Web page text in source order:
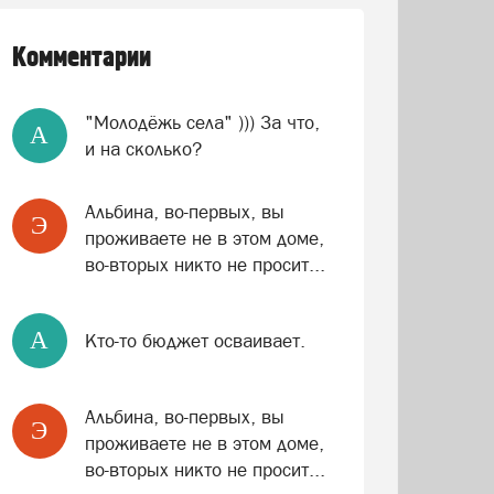
Комментарии
A
"Молодёжь села" ))) За что,
и на сколько?
Э
Альбина, во-первых, вы
проживаете не в этом доме,
во-вторых никто не просит...
A Кто-то бюджет осваивает.
Э
Альбина, во-первых, вы
проживаете не в этом доме,
во-вторых никто не просит...